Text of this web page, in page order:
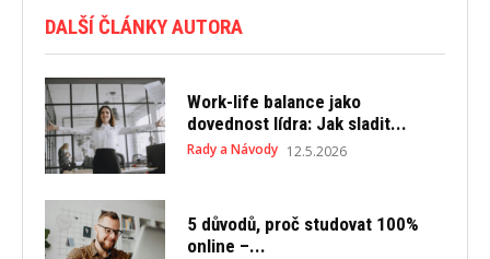
DALŠÍ ČLÁNKY AUTORA
Work-life balance jako
dovednost lídra: Jak sladit...
Rady a Návody 12.5.2026
5 důvodů, proč studovat 100%
online –...